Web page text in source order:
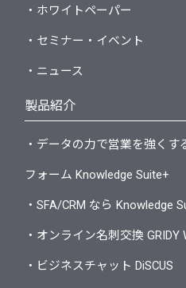
・ホワイトペーパー
・セミナー・イベント
・ニュース
製品紹介
・データの力で営業を強く
フォーム Knowledge Suite+
・SFA/CRM なら Knowledge
・オンライン名刺交換
・ビジネスチャット DiSCUS